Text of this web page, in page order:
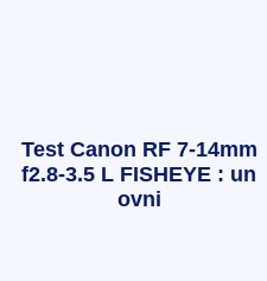
Test Canon RF 7-14mm
f2.8-3.5 L FISHEYE : un
ovni